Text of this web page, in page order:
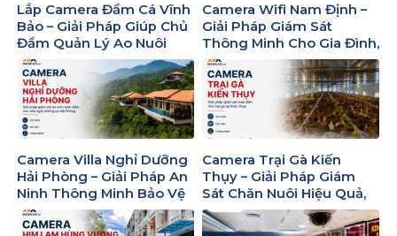
Lắp Camera Đầm Cá Vĩnh
Bảo – Giải Pháp Giúp Chủ
Đầm Quản Lý Ao Nuôi
Hiệu Quả 24/7
Camera Wifi Nam Định –
Giải Pháp Giám Sát
Thông Minh Cho Gia Đình,
Cửa Hàng Và Doanh
Nghiệp
Camera Villa Nghỉ Dưỡng
Hải Phòng – Giải Pháp An
Ninh Thông Minh Bảo Vệ
Tài Sản 24/7
Camera Trại Gà Kiến
Thụy – Giải Pháp Giám
Sát Chăn Nuôi Hiệu Quả,
Tiết Kiệm Chi Phí